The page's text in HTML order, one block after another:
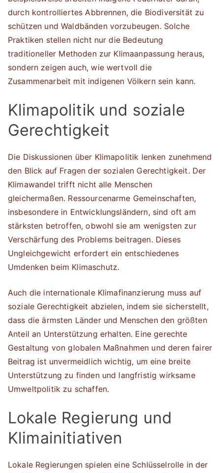
durch kontrolliertes Abbrennen, die Biodiversität zu
schützen und Waldbänden vorzubeugen. Solche
Praktiken stellen nicht nur die Bedeutung
traditioneller Methoden zur Klimaanpassung heraus,
sondern zeigen auch, wie wertvoll die
Zusammenarbeit mit indigenen Völkern sein kann.
Klimapolitik und soziale
Gerechtigkeit
Die Diskussionen über Klimapolitik lenken zunehmend
den Blick auf Fragen der sozialen Gerechtigkeit. Der
Klimawandel trifft nicht alle Menschen
gleichermaßen. Ressourcenarme Gemeinschaften,
insbesondere in Entwicklungsländern, sind oft am
stärksten betroffen, obwohl sie am wenigsten zur
Verschärfung des Problems beitragen. Dieses
Ungleichgewicht erfordert ein entschiedenes
Umdenken beim Klimaschutz.
Auch die internationale Klimafinanzierung muss auf
soziale Gerechtigkeit abzielen, indem sie sicherstellt,
dass die ärmsten Länder und Menschen den größten
Anteil an Unterstützung erhalten. Eine gerechte
Gestaltung von globalen Maßnahmen und deren fairer
Beitrag ist unvermeidlich wichtig, um eine breite
Unterstützung zu finden und langfristig wirksame
Umweltpolitik zu schaffen.
Lokale Regierung und
Klimainitiativen
Lokale Regierungen spielen eine Schlüsselrolle in der